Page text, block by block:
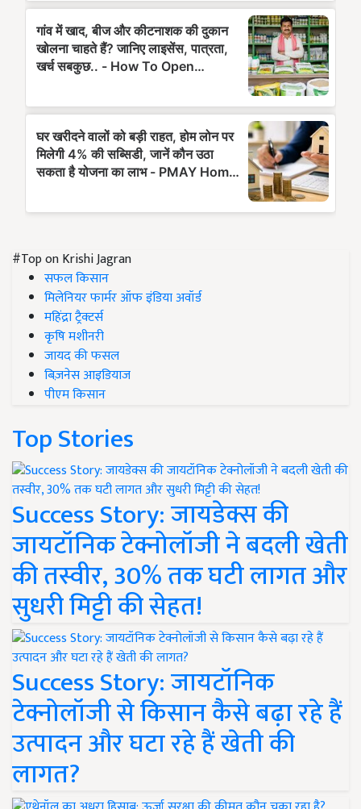
#Top on Krishi Jagran
सफल किसान
मिलेनियर फार्मर ऑफ इंडिया अवॉर्ड
महिंद्रा ट्रैक्टर्स
कृषि मशीनरी
जायद की फसल
बिज़नेस आइडियाज
पीएम किसान
Top Stories
Success Story: जायडेक्स की
जायटॉनिक टेक्नोलॉजी ने बदली खेती
की तस्वीर, 30% तक घटी लागत और
सुधरी मिट्टी की सेहत!
Success Story: जायटॉनिक
टेक्नोलॉजी से किसान कैसे बढ़ा रहे हैं
उत्पादन और घटा रहे हैं खेती की
लागत?